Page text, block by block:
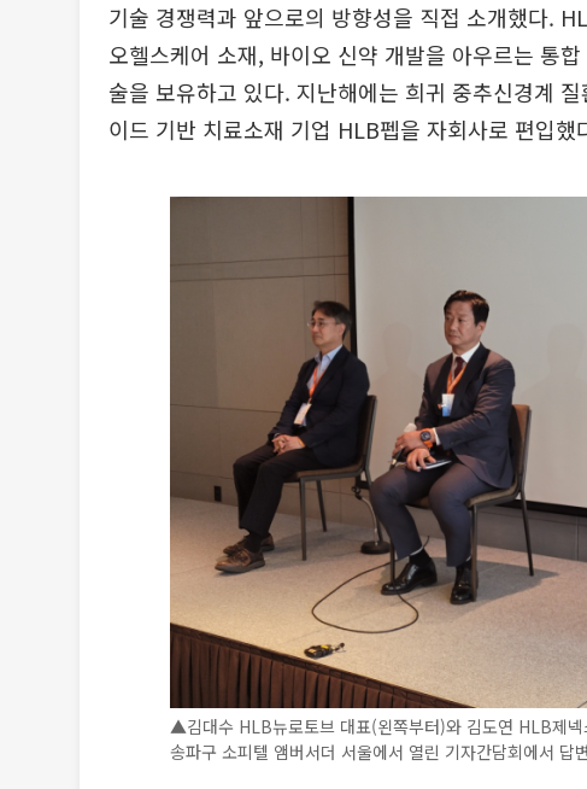
기술 경쟁력과 앞으로의 방향성을 직접 소개했다.
오헬스케어 소재, 바이오 신약 개발을 아우르는 통
술을 보유하고 있다. 지난해에는 희귀 중추신경계
이드 기반 치료소재 기업 HLB펩을 자회사로 편입했
▲김대수 HLB뉴로토브 대표(왼쪽부터)와 김도연 HLB제
송파구 소피텔 앰버서더 서울에서 열린 기자간담회에서 답